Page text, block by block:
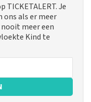
Je
als er meer
meer een
Kind te